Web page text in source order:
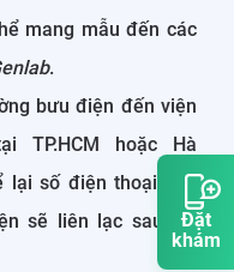
Đặt
khám
mang mẫu đến các
.
bưu điện đến viện
TP.HCM hoặc Hà
lại số điện thoại của
sẽ liên lạc sau khi